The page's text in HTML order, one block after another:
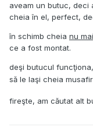
aveam un butuc, deci
cheia în el, perfect,
în schimb cheia nu
ce a fost montat.
deşi butucul
să le laşi cheia
fireşte, am căutat alt